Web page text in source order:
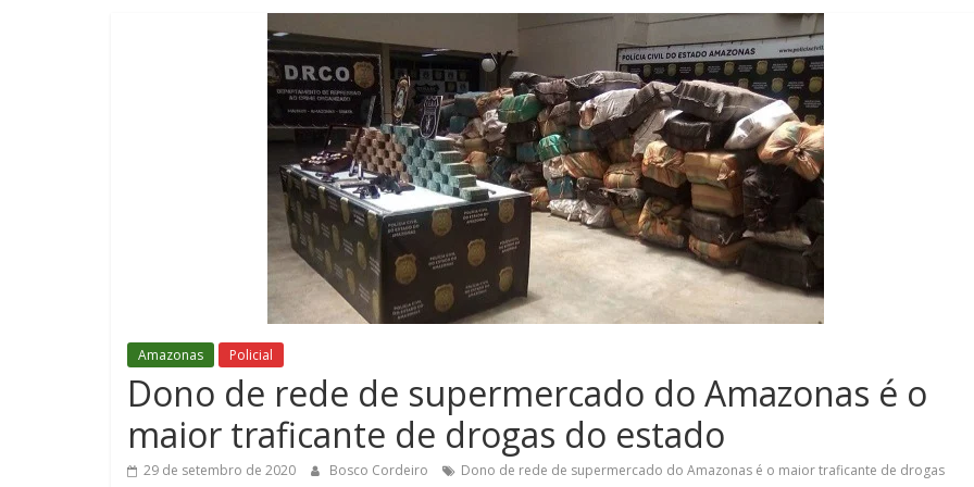
Amazonas Policial
Dono de rede de supermercado do Amazonas é o
maior traficante de drogas do estado
29 de setembro de 2020 Bosco Cordeiro
Dono de rede de supermercado do Amazonas é o maior traficante de drogas